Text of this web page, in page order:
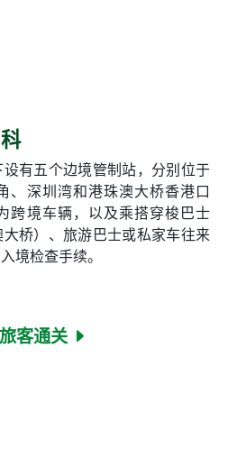
有五个边境管制站，分别位于
、深圳湾和港珠澳大桥香港口
跨境车辆，以及乘搭穿梭巴士
大桥）、旅游巴士或私家车往来
境检查手续。
客通关